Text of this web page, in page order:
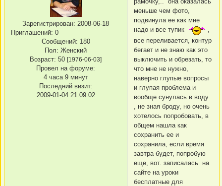
Зарегистрирован: 2008-06-18
Приглашений: 0
Сообщений: 180
Пол: Женский
Возраст: 50 [1976-06-03]
Провел на форуме:
4 часа 9 минут
Последний визит:
2009-01-04 21:09:02
меньше чем фото,
подвинула ее как мне
надо и все тупик
,
все переливается, контур
бегает и не знаю как это
выключить и обрезать, то
что мне не нужно,
наверно глупые вопросы
и глупая проблема и
вообще сунулась в воду
, не зная броду, но очень
хотелось попробовать, в
общем нашла как
сохранить ее и
сохранила, если время
завтра будет, попробую
еще, вот. записалась на
сайте на уроки
бесплатные для